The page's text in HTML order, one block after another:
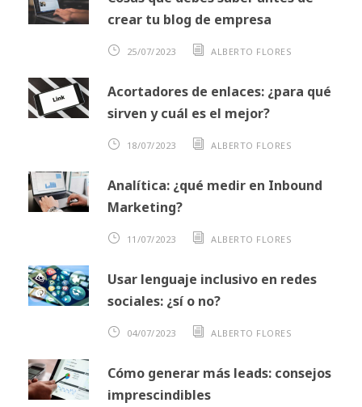
crear tu blog de empresa
25/07/2023 ALBERTO FLORES
Acortadores de enlaces: ¿para qué
sirven y cuál es el mejor?
18/07/2023 ALBERTO FLORES
Analítica: ¿qué medir en Inbound
Marketing?
11/07/2023 ALBERTO FLORES
Usar lenguaje inclusivo en redes
sociales: ¿sí o no?
04/07/2023 ALBERTO FLORES
Cómo generar más leads: consejos
imprescindibles